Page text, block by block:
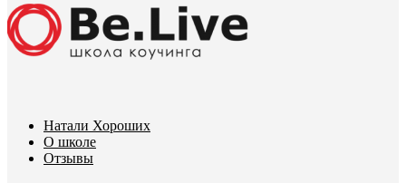
Натали Хороших
О школе
Отзывы